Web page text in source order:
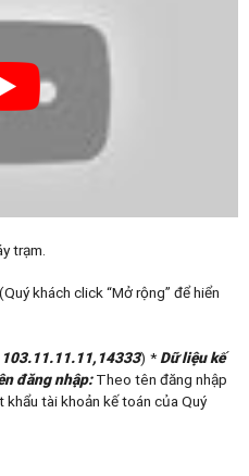
trạm.
khách click “Mở rộng” để hiển
103.11.11.11,14333) *Dữ liệu kế
đăng nhập:Theo tên đăng nhập
khẩu tài khoản kế toán của Quý